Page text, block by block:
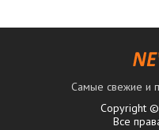
Самые свежие и
Copyright ©
Все